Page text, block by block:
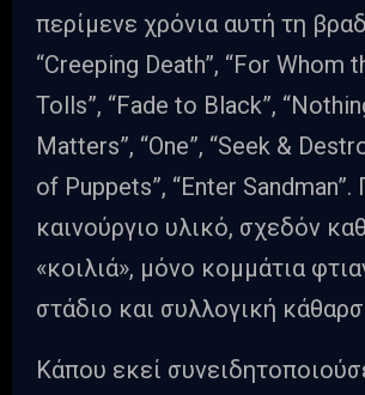
περίμενε χρόνια αυτή τη
“Creeping Death”, “For Whom
Tolls”, “Fade to Black”,
Matters”, “One”, “Seek &
of Puppets”, “Enter Sandman”.
καινούργιο υλικό, σχεδόν
«κοιλιά», μόνο κομμάτια
στάδιο και συλλογική
Κάπου εκεί